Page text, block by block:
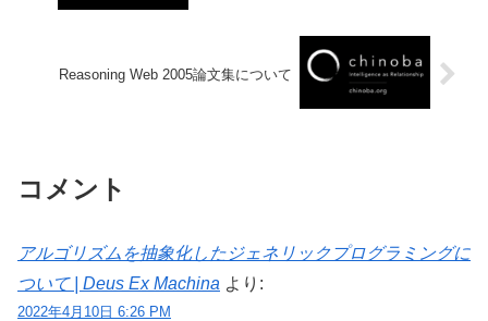
Reasoning Web 2005論文集について
コメント
アルゴリズムを抽象化したジェネリックプログラミングに
ついて | Deus Ex Machina より:
2022年4月10日 6:26 PM